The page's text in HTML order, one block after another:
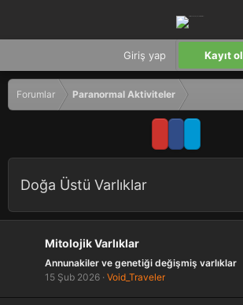
Giriş yap Kayıt ol
Forumlar Paranormal Aktiviteler
Doğa Üstü Varlıklar
Mitolojik Varlıklar
Annunakiler ve genetiği değişmiş varlıklar
15 Şub 2026 Void_Traveler